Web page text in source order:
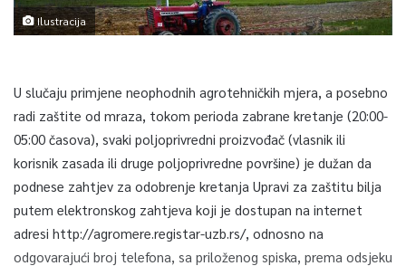
Ilustracija
U slučaju primjene neophodnih agrotehničkih mjera, a posebno
radi zaštite od mraza, tokom perioda zabrane kretanje (20:00-
05:00 časova), svaki poljoprivredni proizvođač (vlasnik ili
korisnik zasada ili druge poljoprivredne površine) je dužan da
podnese zahtjev za odobrenje kretanja Upravi za zaštitu bilja
putem elektronskog zahtjeva koji je dostupan na internet
adresi http://agromere.registar-uzb.rs/, odnosno na
odgovarajući broj telefona, sa priloženog spiska, prema odsjeku